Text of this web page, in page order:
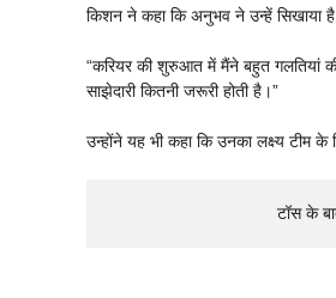
किशन ने कहा कि अनुभव ने उन्हें सिखाया
“करियर की शुरुआत में मैंने बहुत
साझेदारी कितनी जरूरी होती है।”
उन्होंने यह भी कहा कि उनका लक्ष्य टीम
टॉस के